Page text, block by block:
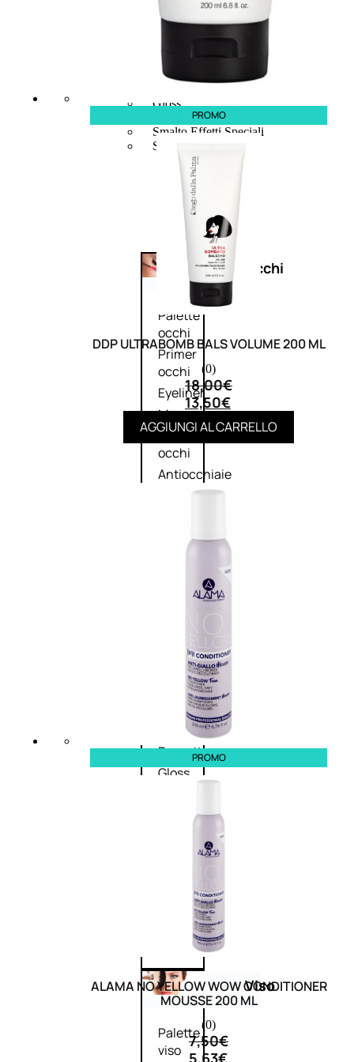
Bb E Cc Cream
Matita Occhi
Eyeliner
Rossetto
Gloss
Smalto Effetti Speciali
Solventi Unghie
Occhi
Palette
occhi
Primer
occhi
Eyeliner
Mascara
Matita
occhi
Antiocchiaie
e correttori
Mascara
sopracciglia
Fissante
sopracciglia
Palette
labbra
Rossetto
Gloss
Rimpolpante
Balsamo
Cream
Viso
Palette
viso
PROMO
DDP ULTRABOMB BALS VOLUME 200 ML
(0)
18,00€
13,50€
AGGIUNGI AL CARRELLO
PROMO
ALAMA NO YELLOW WOW CONDITIONER
MOUSSE 200 ML
(0)
7,50€